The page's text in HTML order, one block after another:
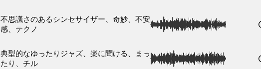
不思議さのあるシンセサイザー、奇妙、不安
感、テクノ
典型的なゆったりジャズ、楽に聞ける、まっ
たり、チル